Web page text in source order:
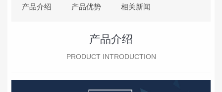
产品介绍 产品优势 相关新闻
产品介绍
PRODUCT INTRODUCTION